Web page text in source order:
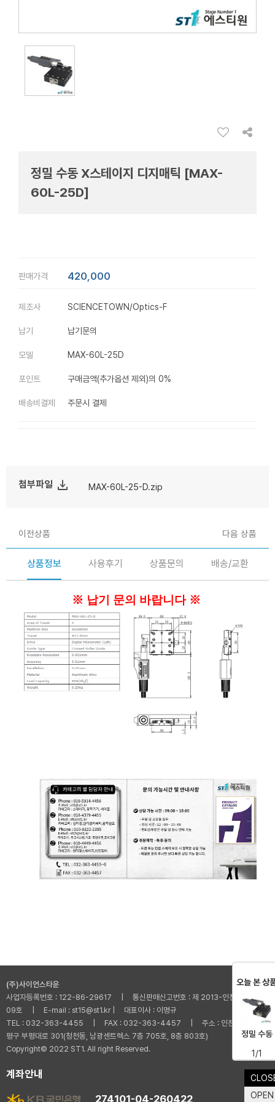
정밀 수동 X스테이지 디지매틱 [MAX-
60L-25D]
판매가격 420,000
제조사 SCIENCETOWN/Optics-F
납기 납기문의
모델 MAX-60L-25D
포인트 구매금액(추가옵션 제외)의 0%
배송비결제 주문시 결제
첨부파일 file_download MAX-60L-25-D.zip
이전상품 다음 상품
상품정보 사용후기 상품문의 배송/교환
※ 납기 문의 바랍니다 ※
(주)사이언스타운
사업자등록번호 : 122-86-29617 | 통신판매신고번호 : 제 2013-인천부평-001
09호 | E-mail : st15@st1.kr | 대표이사 : 이명규
TEL : 032-363-4455 | FAX : 032-363-4457 | 주소 : 인천광역시 부
평구 부평대로 301(청천동, 남광센트렉스 7층 705호, 8층 803호)
Copyright© 2022 ST1. All right Reserved.
계좌안내
274101-04-260422
OPEN
오늘 본 상
정밀 수동
1/1